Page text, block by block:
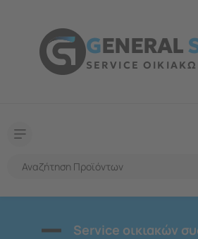
GENERAL
SERVICE
Service οικιακών